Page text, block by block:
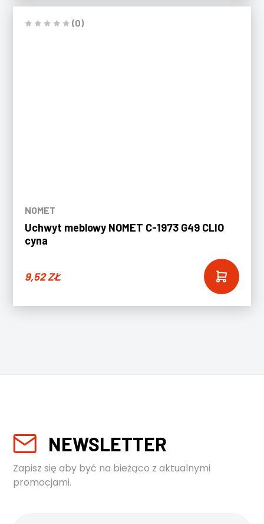
(0)
NOMET
Uchwyt meblowy NOMET C-1973 G49 CLIO
cyna
9,52ZŁ
NEWSLETTER
Zapisz się aby być na bieżąco z aktualnymi
promocjami.